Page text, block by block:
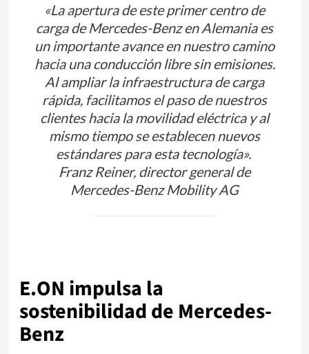
«La apertura de este primer centro de
carga de Mercedes-Benz en Alemania es
un importante avance en nuestro camino
hacia una conducción libre sin emisiones.
Al ampliar la infraestructura de carga
rápida, facilitamos el paso de nuestros
clientes hacia la movilidad eléctrica y al
mismo tiempo se establecen nuevos
estándares para esta tecnología».
Franz Reiner, director general de
Mercedes-Benz Mobility AG
E.ON impulsa la
sostenibilidad de Mercedes-
Benz